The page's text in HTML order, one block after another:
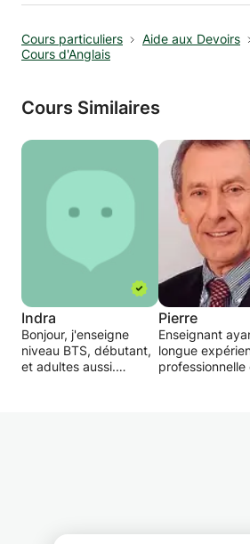
Cours particuliers Aide aux Devoirs
Cours d'Anglais
Cours Similaires
Indra
Bonjour, j'enseigne
niveau BTS, débutant,
et adultes aussi.
Pierre
Enseignant
longue
professionnelle